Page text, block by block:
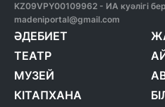
KZ09VPY00109962 - ИА куәлігі
madeniportal@gmail.com
ӘДЕБИЕТ
ТЕАТР
МУЗЕЙ
КІТАПХАНА